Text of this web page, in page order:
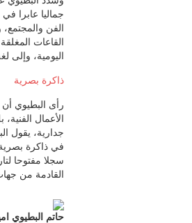
جماليا عابرا
الفن
القاعات
اليومية، وإلى
ذاكرة بصرية
رأى البطيوي
الأعمال
جدارية، يقول
في ذاكرة
سجلا مفتوحا
القادمة من
حاتم البطيوي